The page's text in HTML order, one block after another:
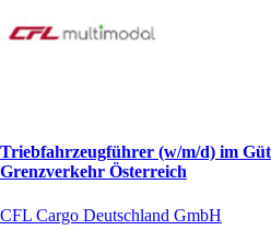
Triebfahrzeugführer (w/m/d) im
Grenzverkehr Österreich
CFL Cargo Deutschland GmbH